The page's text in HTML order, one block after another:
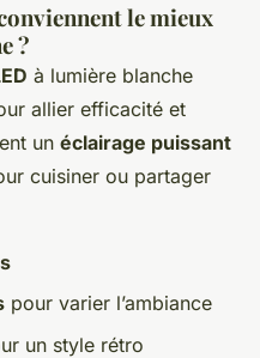
le mieux
?
à lumière blanche
allier efficacité et
un éclairage puissant
cuisiner ou partager
pour varier l’ambiance
un style rétro